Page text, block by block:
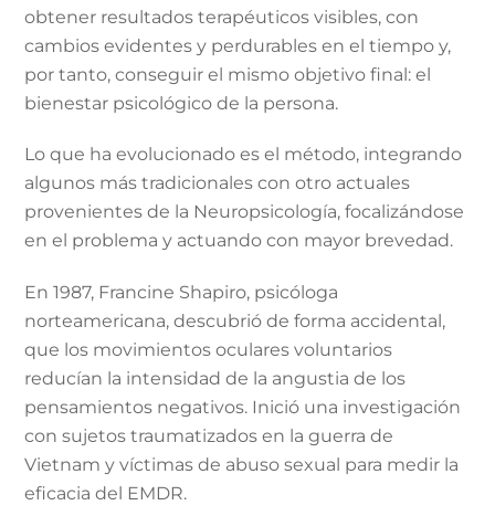
obtener resultados terapéuticos visibles, con
cambios evidentes y perdurables en el tiempo y,
por tanto, conseguir el mismo objetivo final: el
bienestar psicológico de la persona.
Lo que ha evolucionado es el método, integrando
algunos más tradicionales con otro actuales
provenientes de la Neuropsicología, focalizándose
en el problema y actuando con mayor brevedad.
En 1987, Francine Shapiro, psicóloga
norteamericana, descubrió de forma accidental,
que los movimientos oculares voluntarios
reducían la intensidad de la angustia de los
pensamientos negativos. Inició una investigación
con sujetos traumatizados en la guerra de
Vietnam y víctimas de abuso sexual para medir la
eficacia del EMDR.